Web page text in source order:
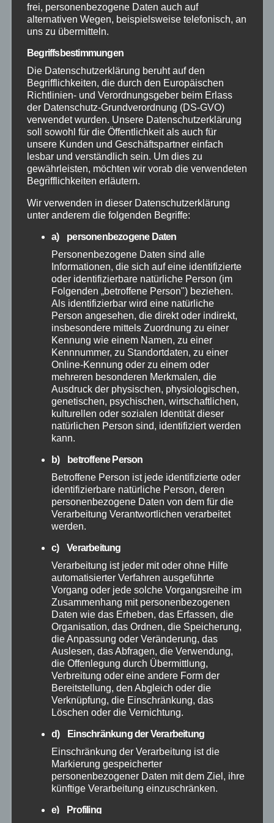
Juni 2026
Mai 2026
April 2026
März 2026
Februar 2026
Januar 2026
Dezember 2025
Oktober 2025
September 2025
August 2025
Juli 2025
Juni 2025
Mai 2025
April 2025
März 2025
Januar 2025
Dezember 2024
November 2024
Oktober 2024
September 2024
August 2024
Juli 2024
frei, personenbezogene Daten auch auf
alternativen Wegen, beispielsweise telefonisch, an
uns zu übermitteln.
Begriffsbestimmungen
Die Datenschutzerklärung beruht auf den
Begrifflichkeiten, die durch den Europäischen
Richtlinien- und Verordnungsgeber beim Erlass
der Datenschutz-Grundverordnung (DS-GVO)
verwendet wurden. Unsere Datenschutzerklärung
soll sowohl für die Öffentlichkeit als auch für
unsere Kunden und Geschäftspartner einfach
lesbar und verständlich sein. Um dies zu
gewährleisten, möchten wir vorab die verwendeten
Begrifflichkeiten erläutern.
Wir verwenden in dieser Datenschutzerklärung
unter anderem die folgenden Begriffe:
a) personenbezogene Daten
Personenbezogene Daten sind alle
Informationen, die sich auf eine identifizierte
oder identifizierbare natürliche Person (im
Folgenden „betroffene Person") beziehen.
Als identifizierbar wird eine natürliche
Person angesehen, die direkt oder indirekt,
insbesondere mittels Zuordnung zu einer
Kennung wie einem Namen, zu einer
Kennnummer, zu Standortdaten, zu einer
Online-Kennung oder zu einem oder
mehreren besonderen Merkmalen, die
Ausdruck der physischen, physiologischen,
genetischen, psychischen, wirtschaftlichen,
kulturellen oder sozialen Identität dieser
natürlichen Person sind, identifiziert werden
kann.
b) betroffene Person
Betroffene Person ist jede identifizierte oder
identifizierbare natürliche Person, deren
personenbezogene Daten von dem für die
Verarbeitung Verantwortlichen verarbeitet
werden.
c) Verarbeitung
Verarbeitung ist jeder mit oder ohne Hilfe
automatisierter Verfahren ausgeführte
Vorgang oder jede solche Vorgangsreihe im
Zusammenhang mit personenbezogenen
Daten wie das Erheben, das Erfassen, die
Organisation, das Ordnen, die Speicherung,
die Anpassung oder Veränderung, das
Auslesen, das Abfragen, die Verwendung,
die Offenlegung durch Übermittlung,
Verbreitung oder eine andere Form der
Bereitstellung, den Abgleich oder die
Verknüpfung, die Einschränkung, das
Löschen oder die Vernichtung.
d) Einschränkung der Verarbeitung
Einschränkung der Verarbeitung ist die
Markierung gespeicherter
personenbezogener Daten mit dem Ziel, ihre
künftige Verarbeitung einzuschränken.
e) Profiling